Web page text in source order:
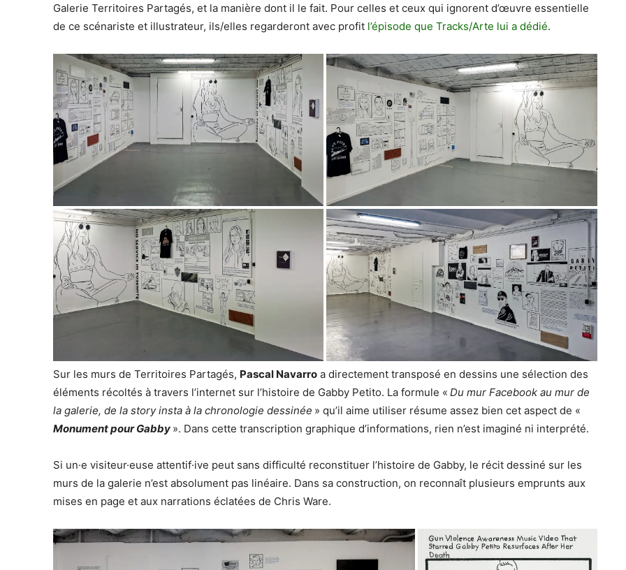
Galerie Territoires Partagés, et la manière dont il le fait. Pour celles et ceux qui ignorent d’œuvre essentielle
de ce scénariste et illustrateur, ils/elles regarderont avec profit l’épisode que Tracks/Arte lui a dédié.
Sur les murs de Territoires Partagés, Pascal Navarro a directement transposé en dessins une sélection des
éléments récoltés à travers l’internet sur l’histoire de Gabby Petito. La formule « Du mur Facebook au mur de
la galerie, de la story insta à la chronologie dessinée » qu’il aime utiliser résume assez bien cet aspect de «
Monument pour Gabby ». Dans cette transcription graphique d’informations, rien n’est imaginé ni interprété.
Si un·e visiteur·euse attentif·ive peut sans difficulté reconstituer l’histoire de Gabby, le récit dessiné sur les
murs de la galerie n’est absolument pas linéaire. Dans sa construction, on reconnaît plusieurs emprunts aux
mises en page et aux narrations éclatées de Chris Ware.